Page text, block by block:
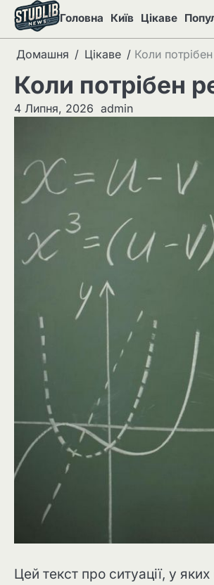
Перейти
вмісту
Головна Київ Цікаве
Домашня Цікаве Коли
Коли потрібен
4 Липня, 2026 admin
Цей текст про ситуації, у